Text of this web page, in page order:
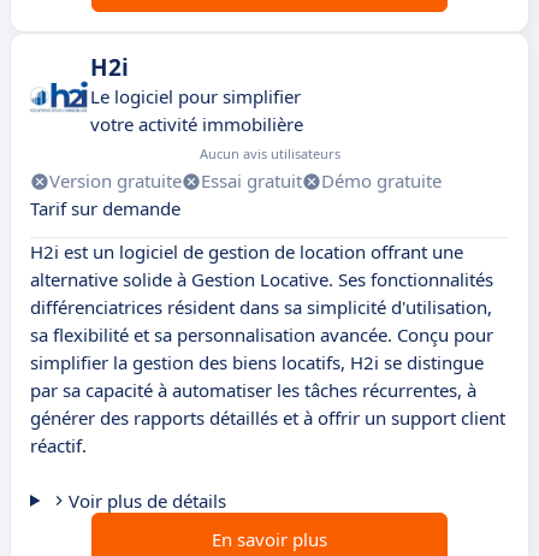
H2i
Le logiciel pour simplifier
votre activité immobilière
Aucun avis utilisateurs
Version gratuite Essai gratuit
Démo gratuite
Tarif sur demande
H2i est un logiciel de gestion de location offrant une
alternative solide à Gestion Locative. Ses fonctionnalités
différenciatrices résident dans sa simplicité d'utilisation,
sa flexibilité et sa personnalisation avancée. Conçu pour
simplifier la gestion des biens locatifs, H2i se distingue
par sa capacité à automatiser les tâches récurrentes, à
générer des rapports détaillés et à offrir un support client
réactif.
Voir plus de détails
En savoir plus